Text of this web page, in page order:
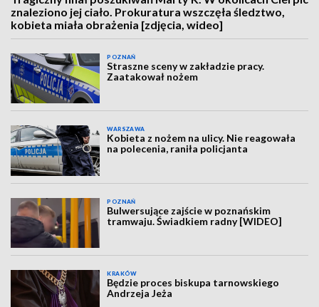
znaleziono jej ciało. Prokuratura wszczęła śledztwo,
kobieta miała obrażenia [zdjęcia, wideo]
POZNAŃ
Straszne sceny w zakładzie pracy.
Zaatakował nożem
WARSZAWA
Kobieta z nożem na ulicy. Nie reagowała
na polecenia, raniła policjanta
POZNAŃ
Bulwersujące zajście w poznańskim
tramwaju. Świadkiem radny [WIDEO]
KRAKÓW
Będzie proces biskupa tarnowskiego
Andrzeja Jeża